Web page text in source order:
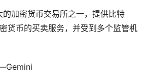
加密货币交易所之一，提供比特
货币的买卖服务，并受到多个监管机